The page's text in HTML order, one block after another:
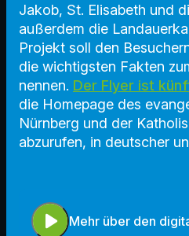
Jakob, St. Elisabeth und
außerdem die
Projekt soll den
die wichtigsten Fakten
nennen. Der Flyer ist
die Homepage des
Nürnberg und der
abzurufen, in deutscher
play_arrow Mehr über den